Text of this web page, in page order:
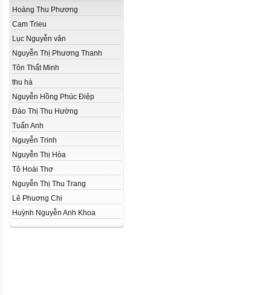
Hoàng Thu Phương
Cam Trieu
Lục Nguyễn văn
Nguyễn Thị Phương Thanh
Tôn Thất Minh
thu hà
Nguyễn Hồng Phúc Điệp
Đào Thị Thu Hường
Tuấn Anh
Nguyễn Trinh
Nguyễn Thị Hòa
Tô Hoài Thơ
Nguyễn Thị Thu Trang
Lê Phuơng Chi
Huỳnh Nguyễn Anh Khoa